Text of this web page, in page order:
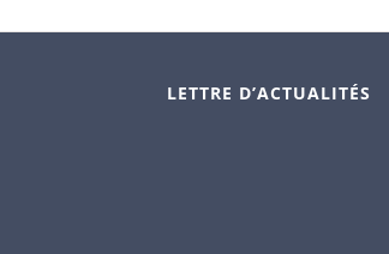
LETTRE D’ACTUALITÉS